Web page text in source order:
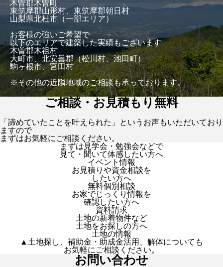
木曽郡木曽町
東筑摩郡山形村、東筑摩郡朝日村
山梨県北杜市（一部エリア）
お客様の強いご希望で
以下のエリアで建築した実績もございます
木曽郡木祖村
大町市、北安曇郡（松川村、池田町）
駒ヶ根市、宮田村
※その他の近隣地域のご相談も承っております。
ご相談・お見積もり無料
「諦めていたことを叶えられた」というお声もいただいており
ますので
まずはお気軽にご相談ください。
まずは見学会・勉強会などで
見て・聞いて体感したい方へ
イベント情報
お見積りや資金相談を
したい方へ
無料個別相談
お家でじっくり情報を
確認したい方へ
資料請求
土地の新着物件など
土地をお探しの方へ
土地の情報
▲土地探し、補助金・助成金活用、解体についても
お気軽にご相談ください。
お問い合わせ